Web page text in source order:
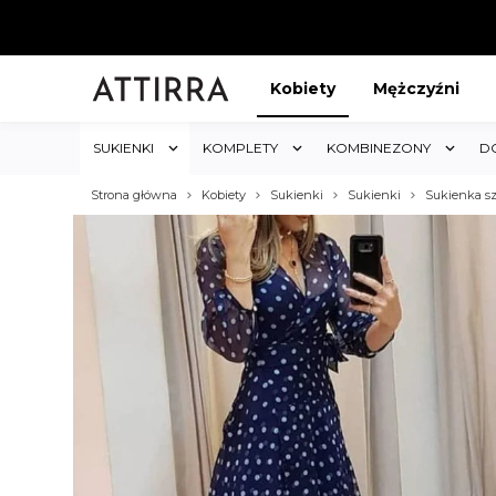
Kobiety Mężczyźni
SUKIENKI KOMPLETY KOMBINEZONY
Strona główna Kobiety Sukienki Sukienki Sukienka
w sklepie i obejmuje cały
KUP 3 OTRZYMAJ
Rabat dotyczy wszystkich
koszyk